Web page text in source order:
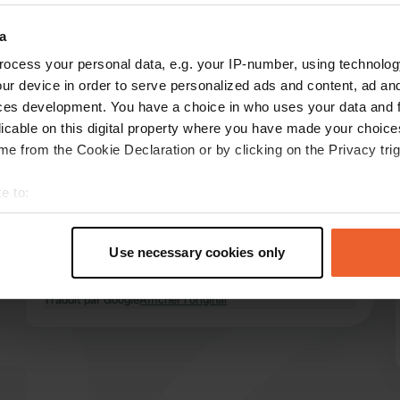
your personal data, e.g. your IP-number, using
device in order to serve personalized ads and content, ad
development. You have a choice in who uses your data and
on this digital property where you have made your
from the Cookie Declaration or by clicking on the Privacy
to:
geographical location which can be accurate to within
personal data is processed and set your preferences in the
content and ads, to provide social media features and to
our site with our social media, advertising and analytics
provided to them or that they’ve collected from your use of
Use necessary cookies only
avis
Endroit magnifique et paisible. Hôtes très
tout à fait convenables. Lieu idéal pour une
étape d'une nuit lors d'un voyage.
Traduit par GoogleAfficher l'original